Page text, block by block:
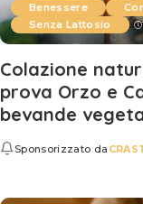
Benessere
Senza Lattosio
Colazione
prova Orzo e
bevande
Sponsorizzato da